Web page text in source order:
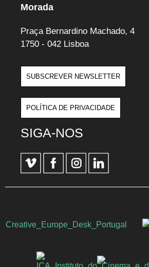
Morada
Praça Bernardino Machado, 4
1750 - 042 Lisboa
SUBSCREVER NEWSLETTER
POLÍTICA DE PRIVACIDADE
SIGA-NOS